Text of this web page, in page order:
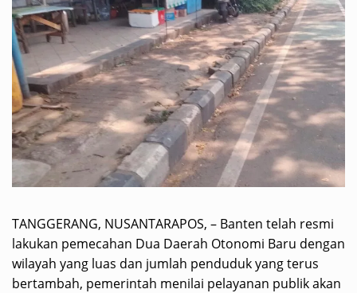
TANGGERANG, NUSANTARAPOS, – Banten telah resmi
lakukan pemecahan Dua Daerah Otonomi Baru dengan
wilayah yang luas dan jumlah penduduk yang terus
bertambah, pemerintah menilai pelayanan publik akan